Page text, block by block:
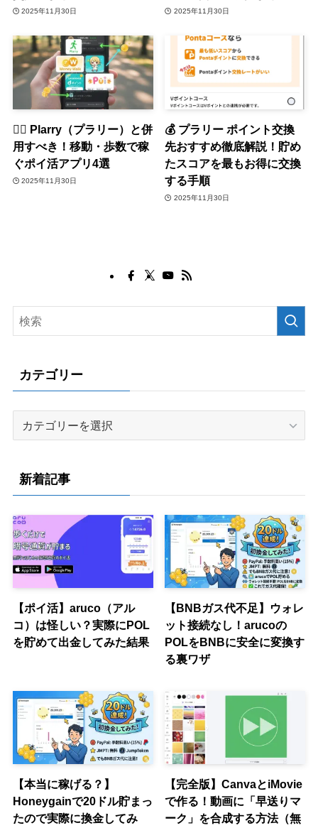
2025年11月30日 2025年11月30日
🏃‍♀️ Plarry（プラリー）と併
用すべき！移動・歩数で稼
ぐポイ活アプリ4選
2025年11月30日
💰 プラリー ポイント交換
先おすすめ徹底解説！貯め
たスコアを最もお得に交換
する手順
2025年11月30日
カテゴリー
リ
ー
新着記事
【ポイ活】aruco（アル
コ）は怪しい？実際にPOL
を貯めて出金してみた結果
【BNBガス代不足】ウォレ
ット接続なし！arucoの
POLをBNBに安全に変換す
る裏ワザ
【本当に稼げる？】
Honeygainで20ドル貯まっ
たので実際に換金してみ
【完全版】CanvaとiMovie
で作る！動画に「早送りマ
ーク」を合成する方法（無